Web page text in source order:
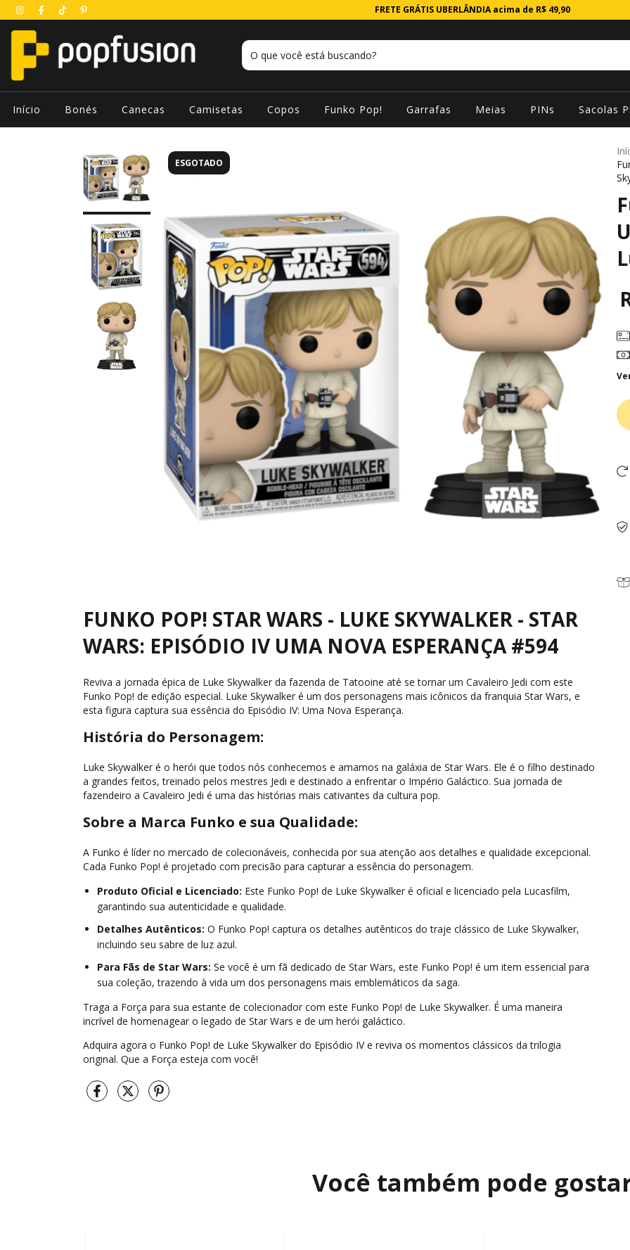
FRETE GRÁTIS UBERLÂNDIA acima de R$ 49,90
Início Bonés Canecas Camisetas Copos Funko Pop! Garrafas Meias PINs Sacolas
ESGOTADO
FUNKO POP! STAR WARS - LUKE SKYWALKER - STAR
WARS: EPISÓDIO IV UMA NOVA ESPERANÇA #594
Reviva a jornada épica de Luke Skywalker da fazenda de Tatooine até se tornar um Cavaleiro Jedi com este
Funko Pop! de edição especial. Luke Skywalker é um dos personagens mais icônicos da franquia Star Wars, e
esta figura captura sua essência do Episódio IV: Uma Nova Esperança.
História do Personagem:
Luke Skywalker é o herói que todos nós conhecemos e amamos na galáxia de Star Wars. Ele é o filho destinado
a grandes feitos, treinado pelos mestres Jedi e destinado a enfrentar o Império Galáctico. Sua jornada de
fazendeiro a Cavaleiro Jedi é uma das histórias mais cativantes da cultura pop.
Sobre a Marca Funko e sua Qualidade:
A Funko é líder no mercado de colecionáveis, conhecida por sua atenção aos detalhes e qualidade excepcional.
Cada Funko Pop! é projetado com precisão para capturar a essência do personagem.
Produto Oficial e Licenciado: Este Funko Pop! de Luke Skywalker é oficial e licenciado pela Lucasfilm,
garantindo sua autenticidade e qualidade.
Detalhes Autênticos: O Funko Pop! captura os detalhes autênticos do traje clássico de Luke Skywalker,
incluindo seu sabre de luz azul.
Para Fãs de Star Wars: Se você é um fã dedicado de Star Wars, este Funko Pop! é um item essencial para
sua coleção, trazendo à vida um dos personagens mais emblemáticos da saga.
Traga a Força para sua estante de colecionador com este Funko Pop! de Luke Skywalker. É uma maneira
incrível de homenagear o legado de Star Wars e de um herói galáctico.
Adquira agora o Funko Pop! de Luke Skywalker do Episódio IV e reviva os momentos clássicos da trilogia
original. Que a Força esteja com você!
Você também pode